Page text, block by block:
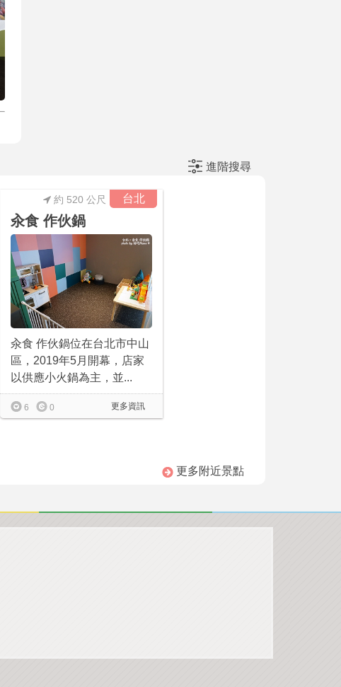
進階搜尋
台北
約 520 公尺
汆食 作伙鍋
汆食 作伙鍋位在台北市中山
區，2019年5月開幕，店家
以供應小火鍋為主，並...
更多資訊
6 0
更多附近景點